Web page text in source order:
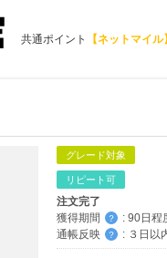
共通ポイント 【ネットマイル】
グレード対象
リピート可
注文完了
獲得期間
？ : 90日程
通帳反映
？ : ３日以